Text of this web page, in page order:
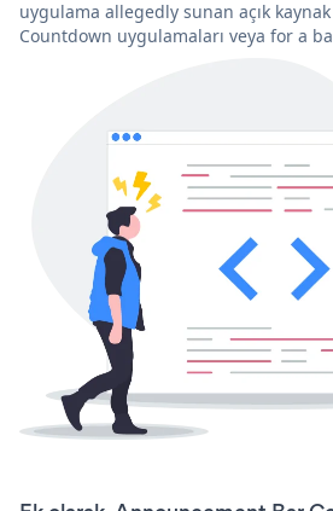
uygulama allegedly sunan açık
Countdown uygulamaları veya for a